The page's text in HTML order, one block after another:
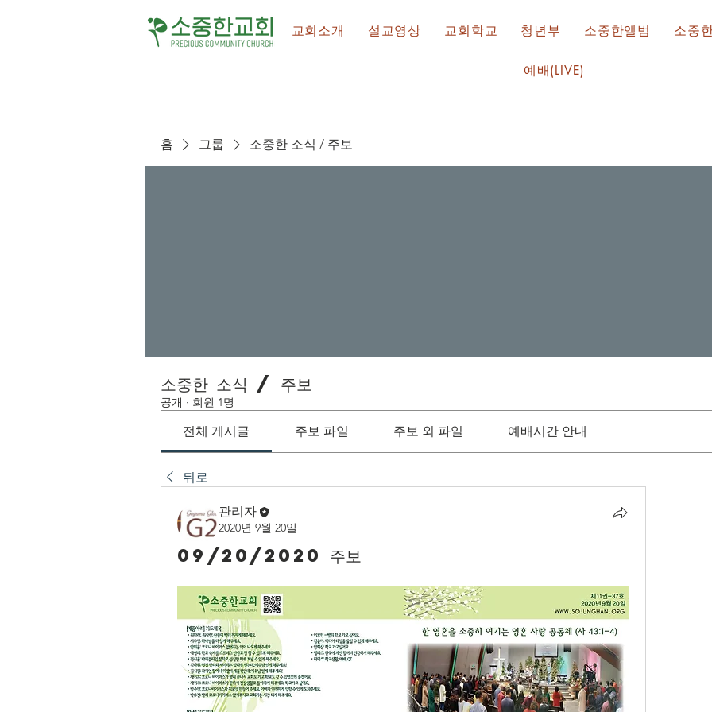
교회소개 설교영상 교회학교 청년부 소중한앨범 소중
예배(LIVE)
홈 그룹 소중한 소식 / 주보
소중한 소식 / 주보
공개 · 회원 1명
전체 게시글 주보 파일 주보 외 파일 예배시간 안내
뒤로
관리자
2020년 9월 20일
09/20/2020 주보